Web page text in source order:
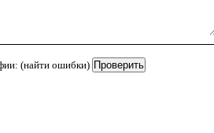
(найти ошибки)